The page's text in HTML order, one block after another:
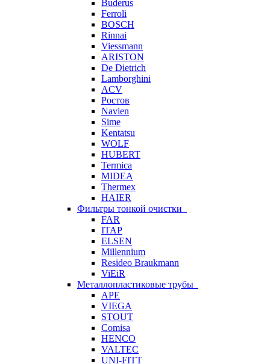
Buderus
Ferroli
BOSCH
Rinnai
Viessmann
ARISTON
De Dietrich
Lamborghini
ACV
Ростов
Navien
Sime
Kentatsu
WOLF
HUBERT
Termica
MIDEA
Thermex
HAIER
Фильтры тонкой очистки
FAR
ITAP
ELSEN
Millennium
Resideo Braukmann
ViEiR
Металлопластиковые трубы
APE
VIEGA
STOUT
Comisa
HENCO
VALTEC
UNI-FITT